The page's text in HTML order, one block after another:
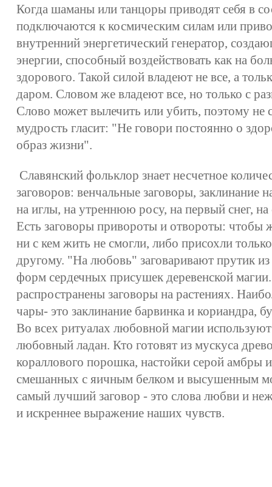
Когда шаманы или танцоры приводят себя в
подключаются к космическим силам или
внутренний энергетический генератор,
энергии, способный воздействовать как на
здорового. Такой силой владеют не все, а
даром. Словом же владеют все, но только с
Слово может вылечить или убить, поэтому не
мудрость гласит: "Не говори постоянно о
образ жизни".
Славянский фольклор знает несчетное
заговоров: венчальные заговоры, заклинание
на иглы, на утреннюю росу, на первый снег, на
Есть заговоры привороты и отвороты:
ни с кем жить не смогли, либо присохли
другому. "На любовь" заговаривают прутик из
форм сердечных присушек деревенской магии.
распространены заговоры на растениях.
чары- это заклинание барвинка и кориандра,
Во всех ритуалах любовной магии
любовный ладан. Кто готовят из мускуса
кораллового порошка, настойки серой амбры
смешанных с яичным белком и высушенным
самый лучший заговор - это слова любви и
и искреннее выражение наших чувств.